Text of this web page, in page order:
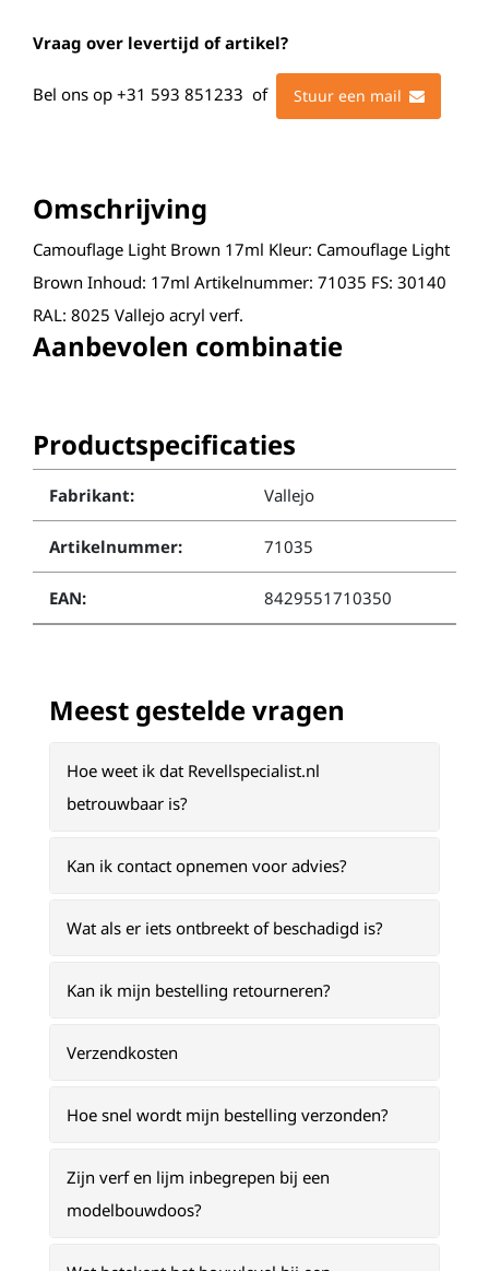
Vraag over levertijd of artikel?
Bel ons op +31 593 851233 of Stuur een mail
Omschrijving
Camouflage Light Brown 17ml Kleur: Camouflage Light
Brown Inhoud: 17ml Artikelnummer: 71035 FS: 30140
RAL: 8025 Vallejo acryl verf.
Aanbevolen combinatie
Productspecificaties
Fabrikant: Vallejo
Artikelnummer: 71035
EAN: 8429551710350
Meest gestelde vragen
Hoe weet ik dat Revellspecialist.nl
betrouwbaar is?
Kan ik contact opnemen voor advies?
Wat als er iets ontbreekt of beschadigd is?
Kan ik mijn bestelling retourneren?
Verzendkosten
Hoe snel wordt mijn bestelling verzonden?
Zijn verf en lijm inbegrepen bij een
modelbouwdoos?